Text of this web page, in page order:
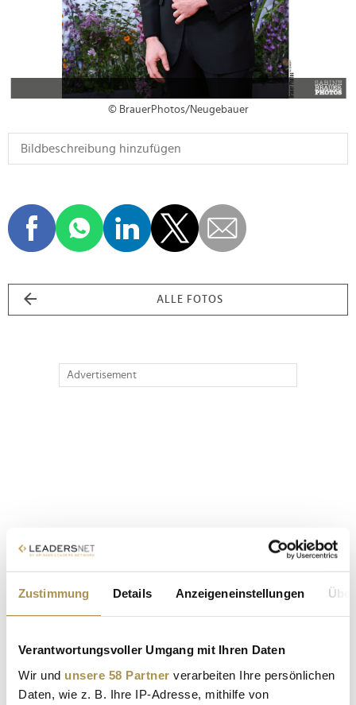
Zustimmung Details Anzeigeneinstellungen
Verantwortungsvoller Umgang mit Ihren Daten
Wir und unsere 58 Partner verarbeiten Ihre persönlichen
Daten, wie z. B. Ihre IP-Adresse, mithilfe von
© BrauerPhotos/Neugebauer
ALLE FOTOS
Advertisement